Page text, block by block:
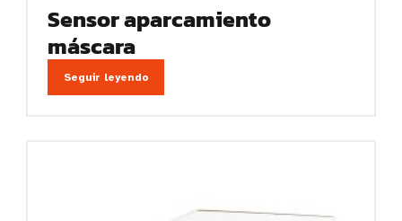
Sensor aparcamiento
máscara
Seguir leyendo